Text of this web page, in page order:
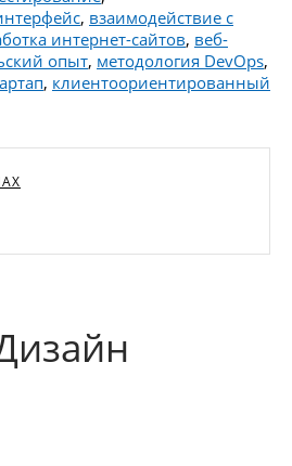
, взаимодействие с
интернет-сайтов, веб-
опыт, методология DevOps,
, клиентоориентированный